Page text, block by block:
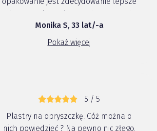
od poprzedniego! teraz nie musze się
martwić, przyklejanie go jest
higieniczne i łatwe. Dzięki niemu można
się pozbyć opryszczki w szybki i łatwy
Monika S, 33 lat/-a
Pokaż więcej
5 / 5
Plastry na opryszczkę. Cóż można o
nich powiedzieć ? Na pewno nic złego.